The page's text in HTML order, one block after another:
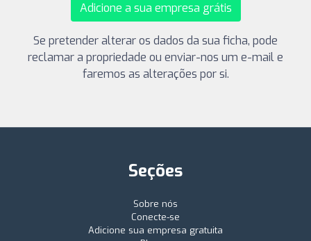
Adicione a sua empresa grátis
Se pretender alterar os dados da sua ficha, pode
reclamar a propriedade ou enviar-nos um e-mail e
faremos as alterações por si.
Seções
Sobre nós
Conecte-se
Adicione sua empresa gratuita